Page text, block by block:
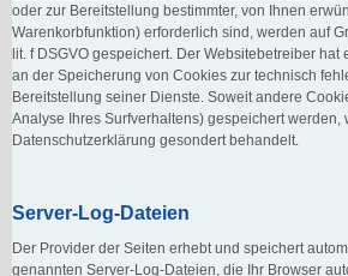
oder zur Bereitstellung bestimmter, von Ihnen
Warenkorbfunktion) erforderlich sind, werden auf
lit. f DSGVO gespeichert. Der Websitebetreiber hat
an der Speicherung von Cookies zur technisch
Bereitstellung seiner Dienste. Soweit andere
Analyse Ihres Surfverhaltens) gespeichert werden,
Datenschutzerklärung gesondert behandelt.
Server-Log-Dateien
Der Provider der Seiten erhebt und speichert
genannten Server-Log-Dateien, die Ihr Browser